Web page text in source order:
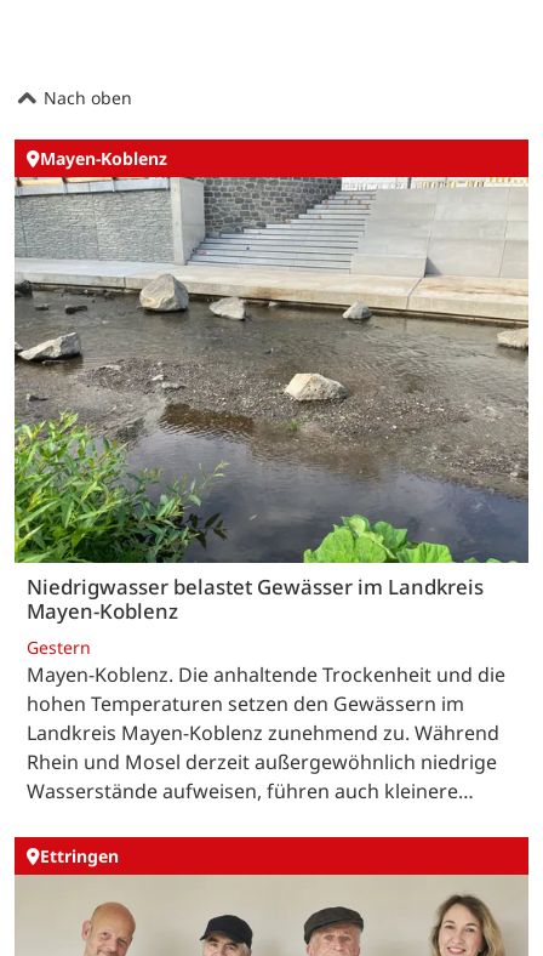
Nach oben
Mayen-Koblenz
Niedrigwasser belastet Gewässer im Landkreis
Mayen-Koblenz
Gestern
Mayen-Koblenz. Die anhaltende Trockenheit und die
hohen Temperaturen setzen den Gewässern im
Landkreis Mayen-Koblenz zunehmend zu. Während
Rhein und Mosel derzeit außergewöhnlich niedrige
Wasserstände aufweisen, führen auch kleinere…
Ettringen